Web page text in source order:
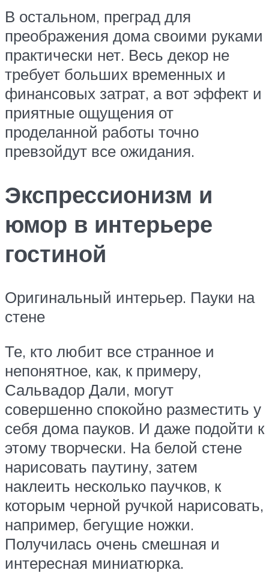
В остальном, преград для
преображения дома своими руками
практически нет. Весь декор не
требует больших временных и
финансовых затрат, а вот эффект и
приятные ощущения от
проделанной работы точно
превзойдут все ожидания.
Экспрессионизм и
юмор в интерьере
гостиной
Оригинальный интерьер. Пауки на
стене
Те, кто любит все странное и
непонятное, как, к примеру,
Сальвадор Дали, могут
совершенно спокойно разместить у
себя дома пауков. И даже подойти к
этому творчески. На белой стене
нарисовать паутину, затем
наклеить несколько паучков, к
которым черной ручкой нарисовать,
например, бегущие ножки.
Получилась очень смешная и
интересная миниатюрка.